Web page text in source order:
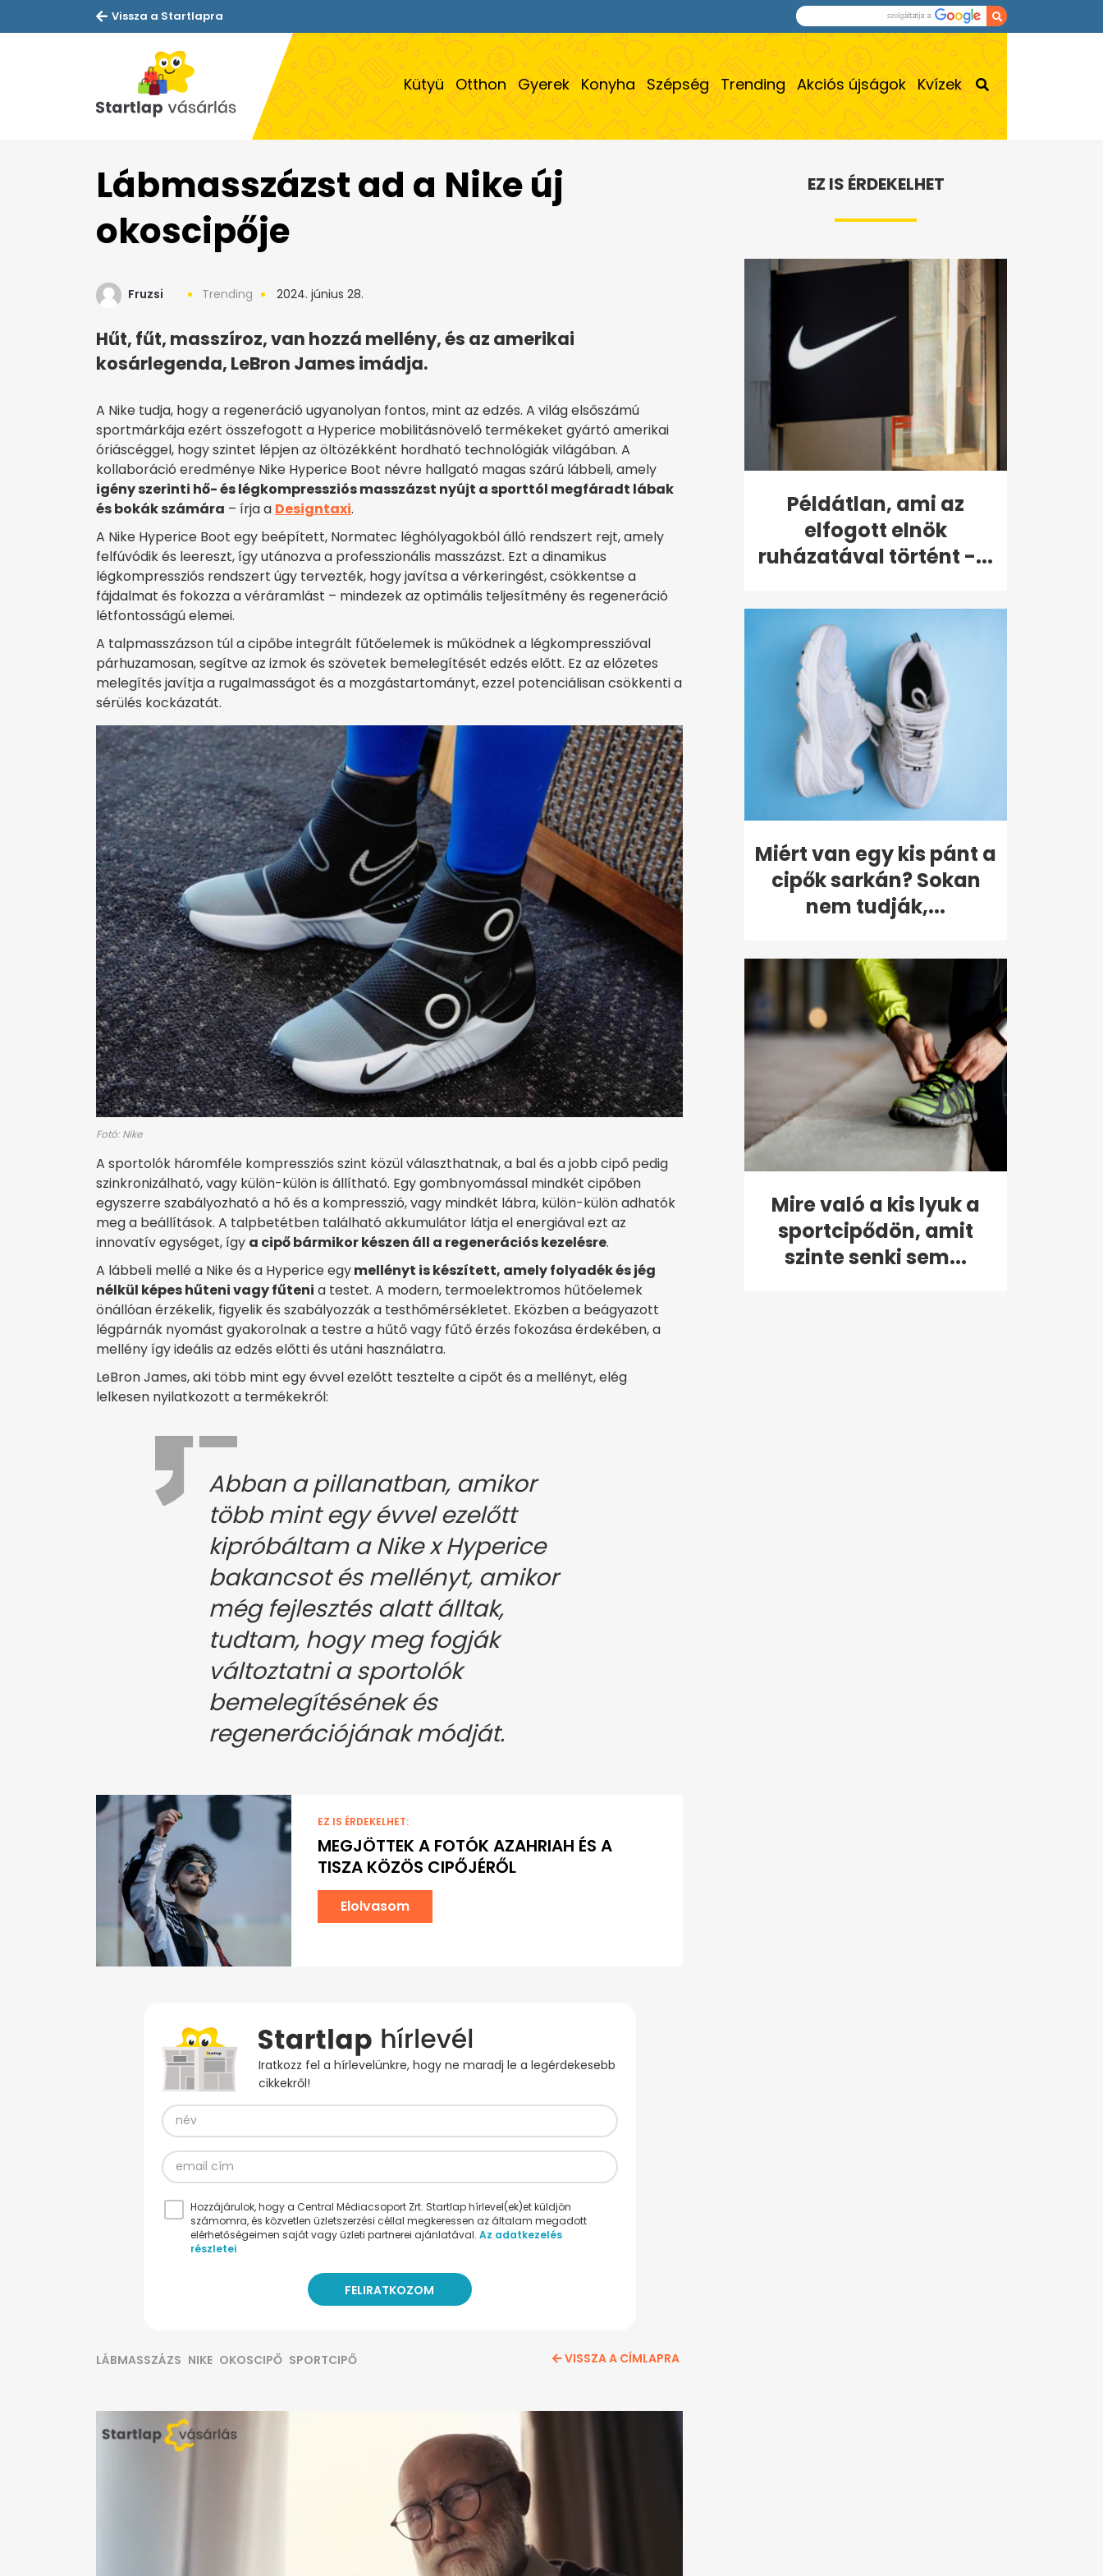
Vissza a Startlapra
Kütyü Otthon Gyerek Konyha Szépség Trending Akciós újságok Kvízek
Lábmasszázst ad a Nike új
okoscipője
Fruzsi Trending 2024. június 28.
Hűt, fűt, masszíroz, van hozzá mellény, és az amerikai
kosárlegenda, LeBron James imádja.
A Nike tudja, hogy a regeneráció ugyanolyan fontos, mint az edzés. A világ elsőszámú
sportmárkája ezért összefogott a Hyperice mobilitásnövelő termékeket gyártó amerikai
óriáscéggel, hogy szintet lépjen az öltözékként hordható technológiák világában. A
kollaboráció eredménye Nike Hyperice Boot névre hallgató magas szárú lábbeli, amely
igény szerinti hő- és légkompressziós masszázst nyújt a sporttól megfáradt lábak
és bokák számára – írja a Designtaxi.
A Nike Hyperice Boot egy beépített, Normatec léghólyagokból álló rendszert rejt, amely
felfúvódik és leereszt, így utánozva a professzionális masszázst. Ezt a dinamikus
légkompressziós rendszert úgy tervezték, hogy javítsa a vérkeringést, csökkentse a
fájdalmat és fokozza a véráramlást – mindezek az optimális teljesítmény és regeneráció
létfontosságú elemei.
A talpmasszázson túl a cipőbe integrált fűtőelemek is működnek a légkompresszióval
párhuzamosan, segítve az izmok és szövetek bemelegítését edzés előtt. Ez az előzetes
melegítés javítja a rugalmasságot és a mozgástartományt, ezzel potenciálisan csökkenti a
sérülés kockázatát.
Fotó: Nike
A sportolók háromféle kompressziós szint közül választhatnak, a bal és a jobb cipő pedig
szinkronizálható, vagy külön-külön is állítható. Egy gombnyomással mindkét cipőben
egyszerre szabályozható a hő és a kompresszió, vagy mindkét lábra, külön-külön adhatók
meg a beállítások. A talpbetétben található akkumulátor látja el energiával ezt az
innovatív egységet, így a cipő bármikor készen áll a regenerációs kezelésre.
A lábbeli mellé a Nike és a Hyperice egymellényt is készített, amely folyadék és jég
nélkül képes hűteni vagy fűteni a testet. A modern, termoelektromos hűtőelemek
önállóan érzékelik, figyelik és szabályozzák a testhőmérsékletet. Eközben a beágyazott
légpárnák nyomást gyakorolnak a testre a hűtő vagy fűtő érzés fokozása érdekében, a
mellény így ideális az edzés előtti és utáni használatra.
LeBron James, aki több mint egy évvel ezelőtt tesztelte a cipőt és a mellényt, elég
lelkesen nyilatkozott a termékekről:
Abban a pillanatban, amikor
több mint egy évvel ezelőtt
kipróbáltam a Nike x Hyperice
bakancsot és mellényt, amikor
még fejlesztés alatt álltak,
tudtam, hogy meg fogják
változtatni a sportolók
bemelegítésének és
regenerációjának módját.
EZ IS ÉRDEKELHET:
MEGJÖTTEK A FOTÓK AZAHRIAH ÉS A
TISZA KÖZÖS CIPŐJÉRŐL
Elolvasom
Iratkozz fel a hírlevelünkre, hogy ne maradj le a legérdekesebb
cikkekről!
Hozzájárulok, hogy a Central Médiacsoport Zrt. Startlap hírlevel(ek)et küldjön
számomra, és közvetlen üzletszerzési céllal megkeressen az általam megadott
elérhetőségeimen saját vagy üzleti partnerei ajánlatával. Az adatkezelés
részletei
LÁBMASSZÁZS NIKE OKOSCIPŐ SPORTCIPŐ VISSZA A CÍMLAPRA
EZ IS ÉRDEKELHET
Példátlan, ami az
elfogott elnök
ruházatával történt -...
Miért van egy kis pánt a
cipők sarkán? Sokan
nem tudják,...
Mire való a kis lyuk a
sportcipődön, amit
szinte senki sem...